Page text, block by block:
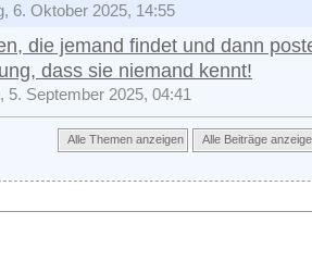
6. Oktober 2025, 14:55
die jemand findet und dann
dass sie niemand kennt!
5. September 2025, 04:41
Alle Beiträge
Alle Themen anzeigen